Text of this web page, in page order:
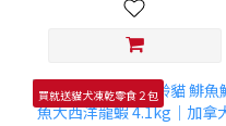
買就送貓犬凍乾零食２包